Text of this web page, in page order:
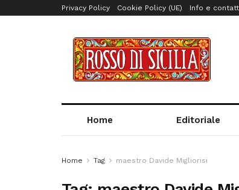
Privacy Policy Cookie Policy (UE) Info e
Home Editoriale
Home Tag maestro Davide Migliorisi